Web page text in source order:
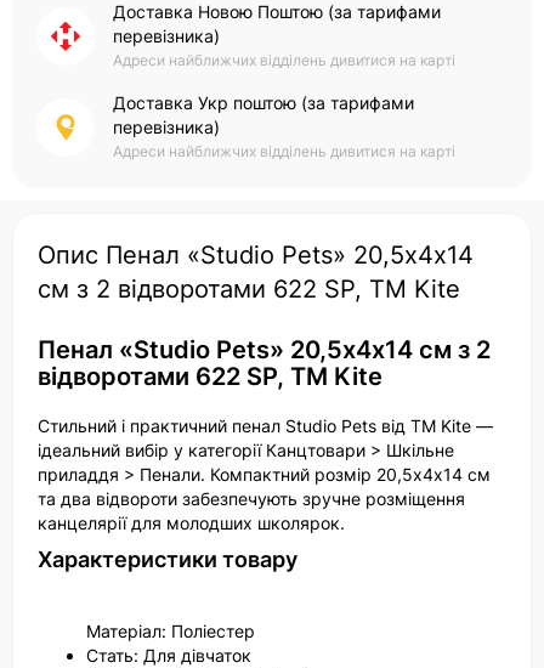
Доставка Новою Поштою (за тарифами
перевізника)
Адреси найближчих відділень дивитися на карті
Доставка Укр поштою (за тарифами
перевізника)
Адреси найближчих відділень дивитися на карті
Опис Пенал «Studio Pets» 20,5х4х14
см з 2 відворотами 622 SP, ТМ Kite
Пенал «Studio Pets» 20,5х4х14 см з 2
відворотами 622 SP, ТМ Kite
Стильний і практичний пенал Studio Pets від ТМ Kite —
ідеальний вибір у категорії Канцтовари > Шкільне
приладдя > Пенали. Компактний розмір 20,5х4х14 см
та два відвороти забезпечують зручне розміщення
канцелярії для молодших школярок.
Характеристики товару
Матеріал: Поліестер
Стать: Для дівчаток